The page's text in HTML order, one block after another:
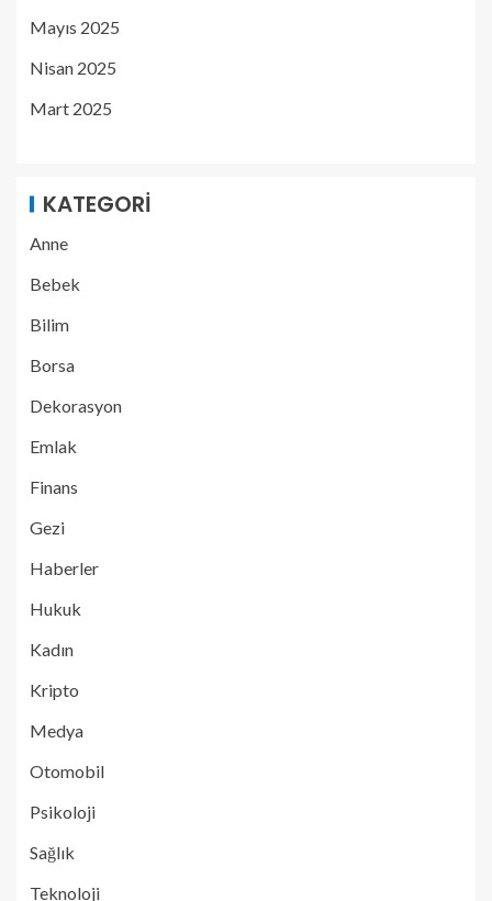
Mayıs 2025
Nisan 2025
Mart 2025
KATEGORI
Anne
Bebek
Bilim
Borsa
Dekorasyon
Emlak
Finans
Gezi
Haberler
Hukuk
Kadın
Kripto
Medya
Otomobil
Psikoloji
Sağlık
Teknoloji